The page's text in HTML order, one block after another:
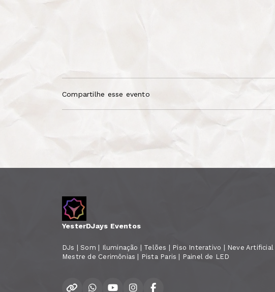
Compartilhe esse evento
YesterDJays Eventos
DJs | Som | Iluminação | Telões | Piso Interativo | Neve Artificial |
Mestre de Cerimônias | Pista Paris | Painel de LED